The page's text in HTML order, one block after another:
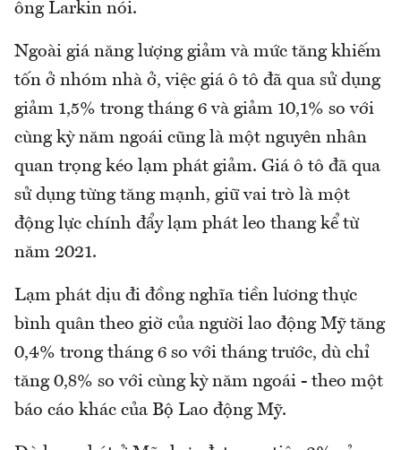
ông Larkin nói.
Ngoài giá năng lượng giảm và mức tăng khiếm
tốn ở nhóm nhà ở, việc giá ô tô đã qua sử dụng
giảm 1,5% trong tháng 6 và giảm 10,1% so với
cùng kỳ năm ngoái cũng là một nguyên nhân
quan trọng kéo lạm phát giảm. Giá ô tô đã qua
sử dụng từng tăng mạnh, giữ vai trò là một
động lực chính đẩy lạm phát leo thang kể từ
năm 2021.
Lạm phát dịu đi đồng nghĩa tiền lương thực
bình quân theo giờ của người lao động Mỹ tăng
0,4% trong tháng 6 so với tháng trước, dù chỉ
tăng 0,8% so với cùng kỳ năm ngoái - theo một
báo cáo khác của Bộ Lao động Mỹ.